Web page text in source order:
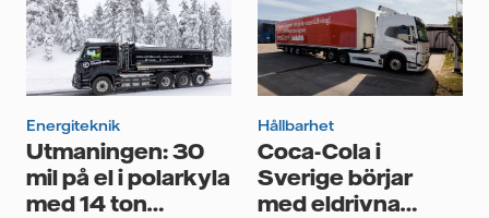
Jag samtycker till att Vattenfall behandlar mina
personuppgifter för att kunna skicka mig
nyhetsbrevet.*
Energiteknik
Utmaningen: 30
mil på el i polarkyla
med 14 ton
Hållbarhet
Coca-Cola i
Sverige börjar
med eldrivna